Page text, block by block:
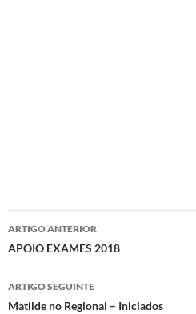
Navegação
de
artigos
ARTIGO ANTERIOR
APOIO EXAMES 2018
ARTIGO SEGUINTE
Matilde no Regional – Iniciados